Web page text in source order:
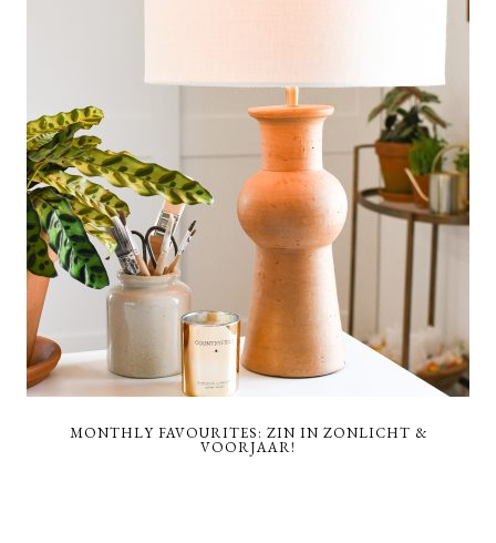
MONTHLY FAVOURITES: ZIN IN ZONLICHT &
VOORJAAR!